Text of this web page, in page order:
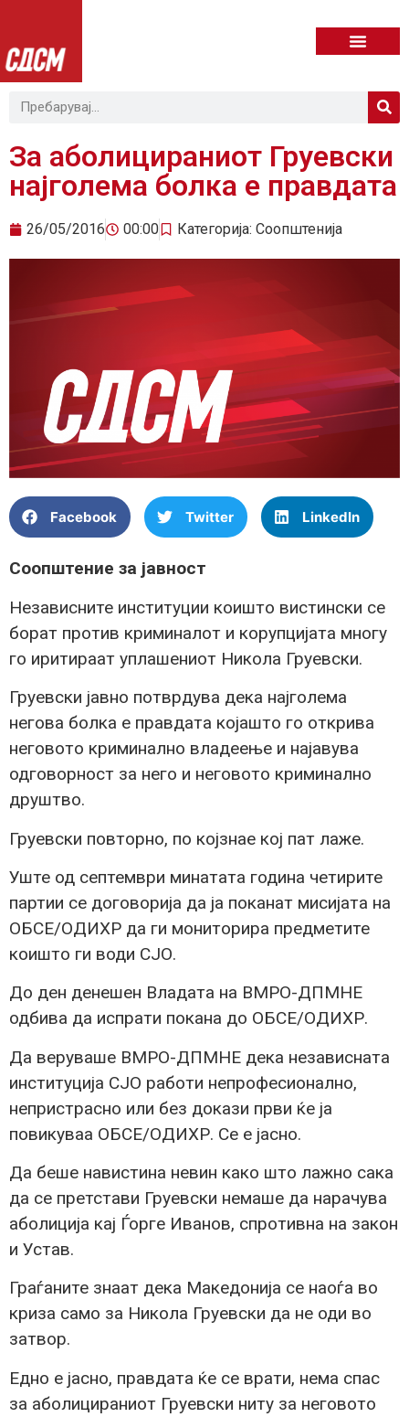
За аболицираниот Груевски
најголема болка е правдата
26/05/2016 00:00 Категорија: Соопштенија
Facebook Twitter LinkedIn
Соопштение за јавност
Независните институции коишто вистински се
борат против криминалот и корупцијата многу
го иритираат уплашениот Никола Груевски.
Груевски јавно потврдува дека најголема
негова болка е правдата којашто го открива
неговото криминално владеење и најавува
одговорност за него и неговото криминално
друштво.
Груевски повторно, по којзнае кој пат лаже.
Уште од септември минатата година четирите
партии се договорија да ја поканат мисијата на
ОБСЕ/ОДИХР да ги мониторира предметите
коишто ги води СЈО.
До ден денешен Владата на ВМРО-ДПМНЕ
одбива да испрати покана до ОБСЕ/ОДИХР.
Да веруваше ВМРО-ДПМНЕ дека независната
институција СЈО работи непрофесионално,
непристрасно или без докази први ќе ја
повикуваа ОБСЕ/ОДИХР. Се е јасно.
Да беше навистина невин како што лажно сака
да се претстави Груевски немаше да нарачува
аболиција кај Ѓорге Иванов, спротивна на закон
и Устав.
Граѓаните знаат дека Македонија се наоѓа во
криза само за Никола Груевски да не оди во
затвор.
Едно е јасно, правдата ќе се врати, нема спас
за аболицираниот Груевски ниту за неговото